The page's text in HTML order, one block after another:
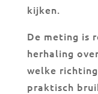
kijken.
De meting is
herhaling
welke
praktisch